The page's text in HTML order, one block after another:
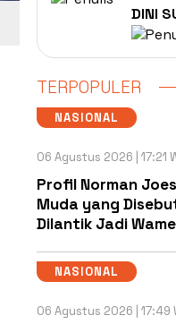
DINI
TERPOPULER
NASIONAL
06 Agustus 2026 | 17:21
Profil Norman
Muda yang
Dilantik Jadi
NASIONAL
06 Agustus 2026 | 17:49